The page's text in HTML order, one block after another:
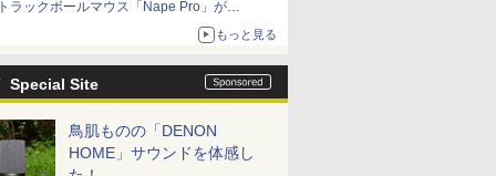
ラックボールマウス「Nape Pro」が
もっと見る
Special Site
鳥肌ものの「DENON
HOME」サウンドを体感し